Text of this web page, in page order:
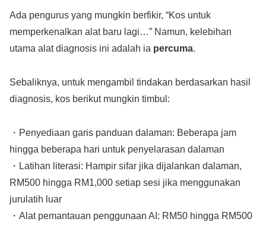
Ada pengurus yang mungkin berfikir, “Kos untuk
memperkenalkan alat baru lagi…” Namun, kelebihan
utama alat diagnosis ini adalah ia percuma.
Sebaliknya, untuk mengambil tindakan berdasarkan hasil
diagnosis, kos berikut mungkin timbul:
・Penyediaan garis panduan dalaman: Beberapa jam
hingga beberapa hari untuk penyelarasan dalaman
・Latihan literasi: Hampir sifar jika dijalankan dalaman,
RM500 hingga RM1,000 setiap sesi jika menggunakan
jurulatih luar
・Alat pemantauan penggunaan AI: RM50 hingga RM500